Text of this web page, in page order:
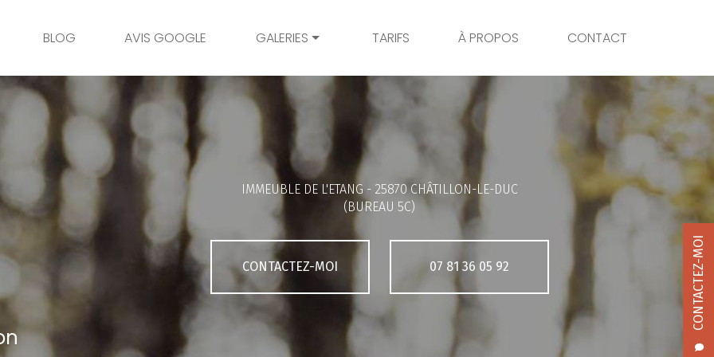
CONTACTEZ-MOI
BLOG AVIS GOOGLE GALERIES
Mariage
Grossesse
Bambins
Portrait
Galerie client
TARIFS À PROPOS CONTACT
IMMEUBLE DE L'ETANG - 25870 CHÂTILLON-LE-DUC
(BUREAU 5C)
CONTACTEZ-MOI 07 81 36 05 92